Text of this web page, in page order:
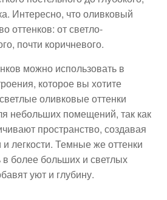
Интересно, что оливковый
оттенков: от светло-
почти коричневого.
можно использовать в
которое вы хотите
оливковые оттенки
небольших помещений, так как
пространство, создавая
легкости. Темные же оттенки
в более больших и светлых
уют и глубину.